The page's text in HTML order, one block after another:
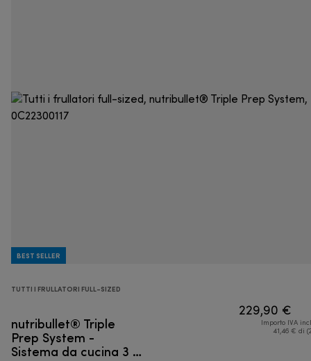
BEST SELLER
TUTTI I FRULLATORI FULL-SIZED
nutribullet® Triple
Prep System -
Sistema da cucina 3 in
229,90 €
Importo IVA
41,46 € di